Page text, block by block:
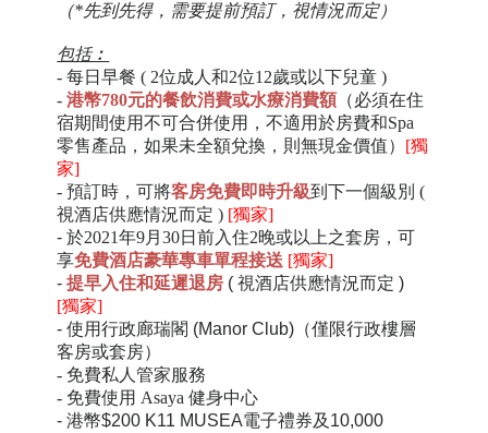
（*先到先得，需要提前預訂，視情況而定）
包括︰
- 每日早餐 ( 2位成人和2位12歲或以下兒童 )
-港幣780元的餐飲消費或水療消費額（必須在住
宿期間使用不可合併使用，不適用於房費和Spa
零售產品 ，如果未全額兌換，則無現金價值） [獨
家]
- 預訂時，可將客房免費即時升級到下一個級別 (
視酒店供應情況而定 ) [獨家]
-於2021年9月30日前入住2晚或以上之套房，可
享免費酒店豪華專車單程接送 [獨家]
-提早入住和延遲退房 ( 視酒店供應情況而定 )
[獨家]
-使用行政廊瑞閣 (Manor Club)（僅限行政樓層
客房或套房）
- 免費私人管家服務
- 免費使用 Asaya 健身中心
- 港幣$200 K11 MUSEA電子禮券及10,000